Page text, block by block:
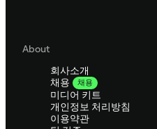
About
회사소개
채용
채용
미디어 키트
개인정보 처리방침
이용약관